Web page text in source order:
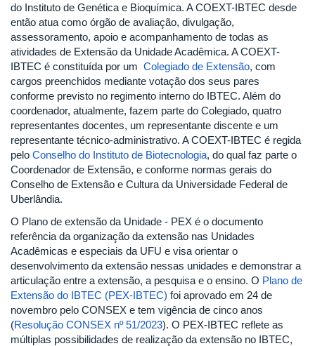
do Instituto de Genética e Bioquímica. A COEXT-IBTEC desde
então atua como órgão de avaliação, divulgação,
assessoramento, apoio e acompanhamento de todas as
atividades de Extensão da Unidade Acadêmica. A COEXT-
IBTEC é constituída por um Colegiado de Extensão, com
cargos preenchidos mediante votação dos seus pares
conforme previsto no regimento interno do IBTEC. Além do
coordenador, atualmente, fazem parte do Colegiado, quatro
representantes docentes, um representante discente e um
representante técnico-administrativo. A COEXT-IBTEC é regida
pelo Conselho do Instituto de Biotecnologia, do qual faz parte o
Coordenador de Extensão, e conforme normas gerais do
Conselho de Extensão e Cultura da Universidade Federal de
Uberlândia.
O Plano de extensão da Unidade - PEX é o documento
referência da organização da extensão nas Unidades
Acadêmicas e especiais da UFU e visa orientar o
desenvolvimento da extensão nessas unidades e demonstrar a
articulação entre a extensão, a pesquisa e o ensino. O Plano de
Extensão do IBTEC (PEX-IBTEC) foi aprovado em 24 de
novembro pelo CONSEX e tem vigência de cinco anos
(Resolução CONSEX nº 51/2023). O PEX-IBTEC reflete as
múltiplas possibilidades de realização da extensão no IBTEC,